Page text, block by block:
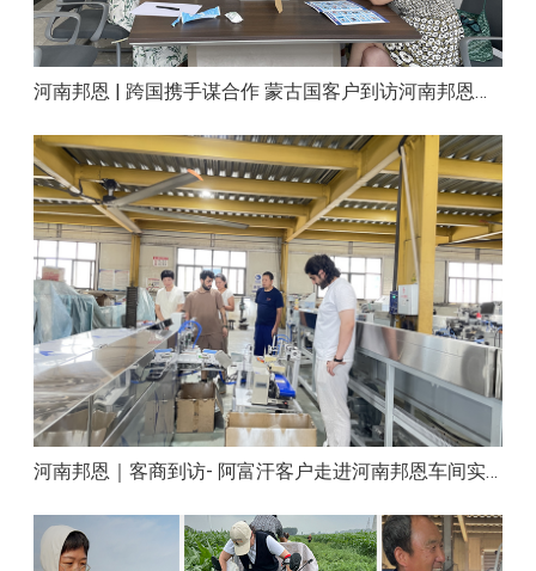
河南邦恩 | 跨国携手谋合作 蒙古国客户到访河南邦恩实地考察洽谈
河南邦恩｜客商到访- 阿富汗客户走进河南邦恩车间实地洽谈合作